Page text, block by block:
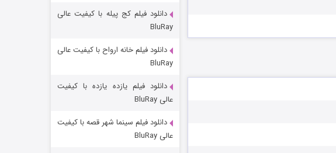
خاندان اژدها فصل ۳
دانلود فیلم کج‌ پیله با کیفیت عالی
BluRay
دانلود فیلم خانه ارواح با کیفیت عالی
BluRay
دانلود فیلم یازده یازده با کیفیت
عالی BluRay
دانلود فیلم سینما شهر قصه با کیفیت
عالی BluRay